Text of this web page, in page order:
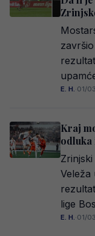
E. H.·01/
Kraj
odluka
Veleža
lige
E. H.·01/